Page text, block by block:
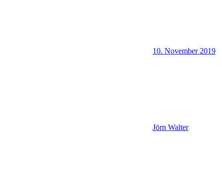
10. November 2019
Jörn Walter